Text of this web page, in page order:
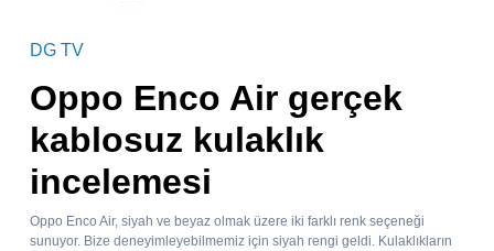
DG TV
Oppo Enco Air gerçek
kablosuz kulaklık
incelemesi
Oppo Enco Air, siyah ve beyaz olmak üzere iki farklı renk seçeneği
sunuyor. Bize deneyimleyebilmemiz için siyah rengi geldi. Kulaklıkların